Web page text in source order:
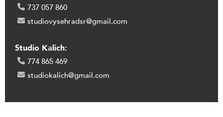
737 057 860
studiovysehradsr@gmail.com
Studio Kalich:
774 865 469
studiokalich@gmail.com